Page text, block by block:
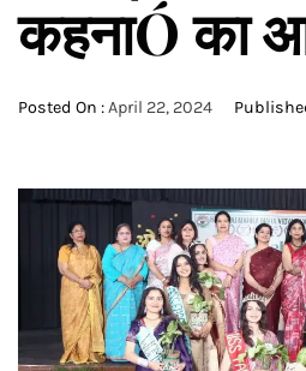
कहनाÓ का
Posted On :April 22, 2024